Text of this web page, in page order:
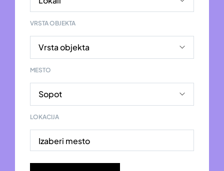
VRSTA OBJEKTA
MESTO
LOKACIJA
Izaberi mesto